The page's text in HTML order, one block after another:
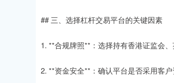
## 三、选择杠杆交易平台的关键因素
1. **合规牌照**：选择持有香港证监会
2. **资金安全**：确认平台是否采用客